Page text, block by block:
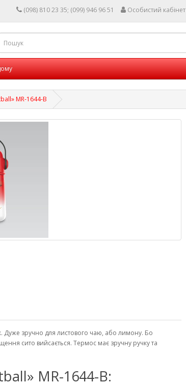
(098) 810 23 35; (099) 946 96 51 Особистий кабінет
MR-1644-B
Дуже зручно для листового чаю, або лимону. Бо
сито вийсається. Термос має зручну ручку та
MR-1644-B: